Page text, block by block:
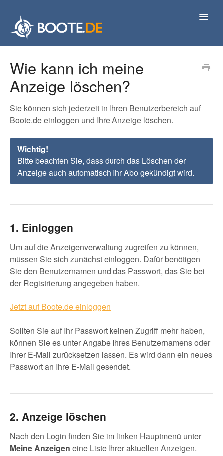
Wie kann ich meine
Anzeige löschen?
Sie können sich jederzeit in Ihren Benutzerbereich auf
Boote.de einloggen und Ihre Anzeige löschen.
Wichtig!
Bitte beachten Sie, dass durch das Löschen der
Anzeige auch automatisch Ihr Abo gekündigt wird.
1. Einloggen
Um auf die Anzeigenverwaltung zugreifen zu können,
müssen Sie sich zunächst einloggen. Dafür benötigen
Sie den Benutzernamen und das Passwort, das Sie bei
der Registrierung angegeben haben.
Jetzt auf Boote.de einloggen
Sollten Sie auf Ihr Passwort keinen Zugriff mehr haben,
können Sie es unter Angabe Ihres Benutzernamens oder
Ihrer E-Mail zurücksetzen lassen. Es wird dann ein neues
Passwort an Ihre E-Mail gesendet.
2. Anzeige löschen
Nach den Login finden Sie im linken Hauptmenü unter
Meine Anzeigen eine Liste Ihrer aktuellen Anzeigen.